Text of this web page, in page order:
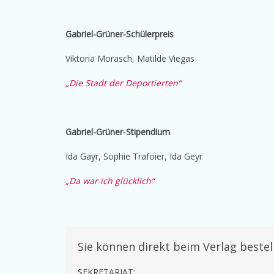
Gabriel-Grüner-Schülerpreis
Viktoria Morasch, Matilde Viegas
„Die Stadt der Deportierten“
Gabriel-Grüner-Stipendium
Ida Gayr, Sophie Trafoier, Ida Geyr
„Da war ich glücklich“
Sie können direkt beim Verlag
SEKRETARIAT: